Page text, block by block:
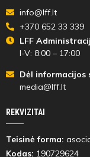
info@lff.lt
+370 652 33 339
LFF
I-V: 8:00 – 17:00
Dėl informacijos
media@lff.lt
REKVIZITAI
Teisinė forma:
Kodas: 190729624